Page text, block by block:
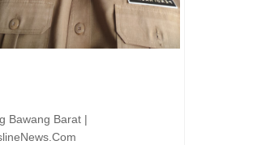
Bawang Barat |